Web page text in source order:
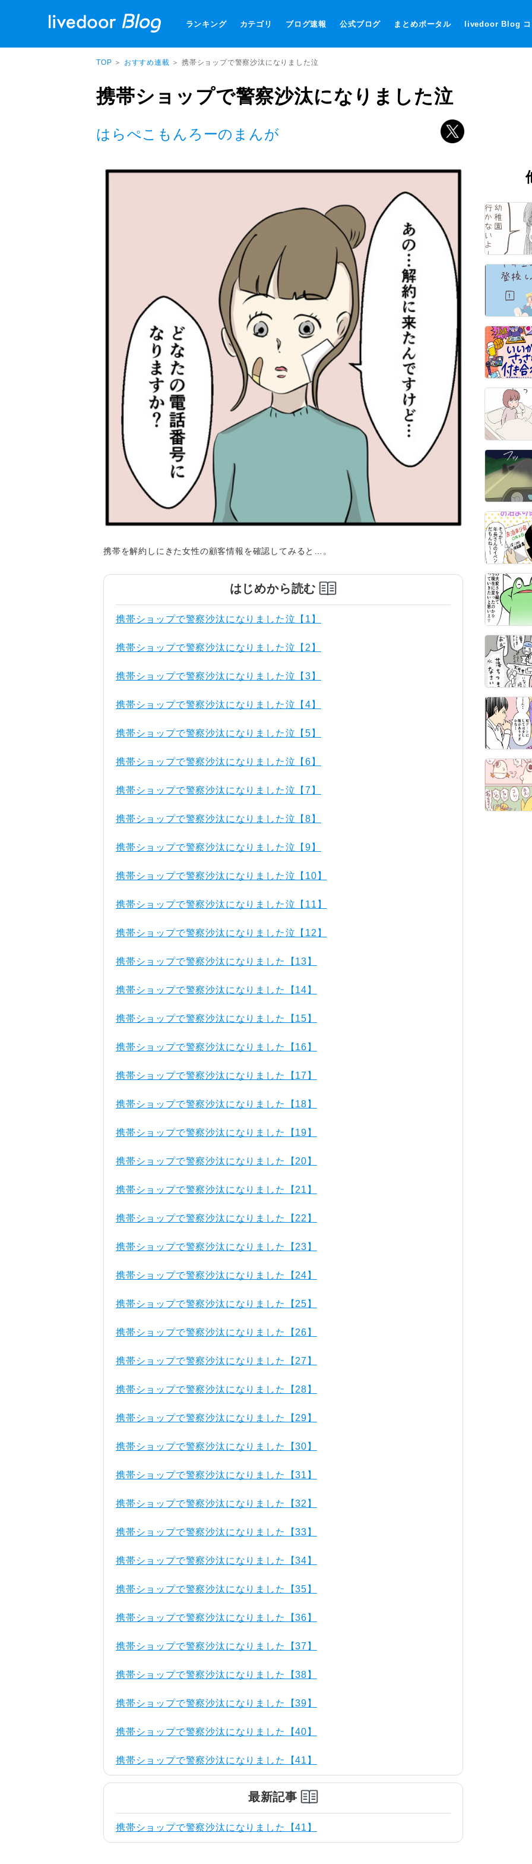
ランキング カテゴリ ブログ速報 公式ブログ まとめポータル livedoor Blog コ
TOP ＞ おすすめ連載 ＞ 携帯ショップで警察沙汰になりました泣
携帯ショップで警察沙汰になりました泣
はらぺこもんろーのまんが
携帯を解約しにきた女性の顧客情報を確認してみると…。
はじめから読む
携帯ショップで警察沙汰になりました泣【1】
携帯ショップで警察沙汰になりました泣【2】
携帯ショップで警察沙汰になりました泣【3】
携帯ショップで警察沙汰になりました泣【4】
携帯ショップで警察沙汰になりました泣【5】
携帯ショップで警察沙汰になりました泣【6】
携帯ショップで警察沙汰になりました泣【7】
携帯ショップで警察沙汰になりました泣【8】
携帯ショップで警察沙汰になりました泣【9】
携帯ショップで警察沙汰になりました泣【10】
携帯ショップで警察沙汰になりました泣【11】
携帯ショップで警察沙汰になりました泣【12】
携帯ショップで警察沙汰になりました【13】
携帯ショップで警察沙汰になりました【14】
携帯ショップで警察沙汰になりました【15】
携帯ショップで警察沙汰になりました【16】
携帯ショップで警察沙汰になりました【17】
携帯ショップで警察沙汰になりました【18】
携帯ショップで警察沙汰になりました【19】
携帯ショップで警察沙汰になりました【20】
携帯ショップで警察沙汰になりました【21】
携帯ショップで警察沙汰になりました【22】
携帯ショップで警察沙汰になりました【23】
携帯ショップで警察沙汰になりました【24】
携帯ショップで警察沙汰になりました【25】
携帯ショップで警察沙汰になりました【26】
携帯ショップで警察沙汰になりました【27】
携帯ショップで警察沙汰になりました【28】
携帯ショップで警察沙汰になりました【29】
携帯ショップで警察沙汰になりました【30】
携帯ショップで警察沙汰になりました【31】
携帯ショップで警察沙汰になりました【32】
携帯ショップで警察沙汰になりました【33】
携帯ショップで警察沙汰になりました【34】
携帯ショップで警察沙汰になりました【35】
携帯ショップで警察沙汰になりました【36】
携帯ショップで警察沙汰になりました【37】
携帯ショップで警察沙汰になりました【38】
携帯ショップで警察沙汰になりました【39】
携帯ショップで警察沙汰になりました【40】
携帯ショップで警察沙汰になりました【41】
最新記事
携帯ショップで警察沙汰になりました【41】